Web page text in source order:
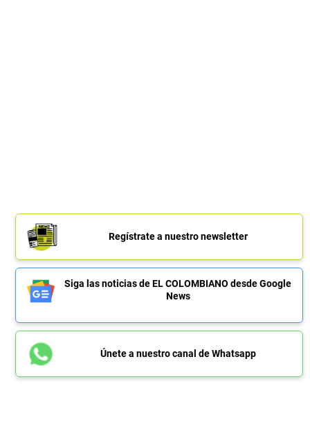
Regístrate a nuestro newsletter
Siga las noticias de EL COLOMBIANO desde Google
News
Únete a nuestro canal de Whatsapp